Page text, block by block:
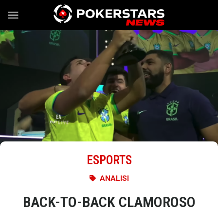
Vai al contenuto
ESPORTS
ANALISI
BACK-TO-BACK CLAMOROSO